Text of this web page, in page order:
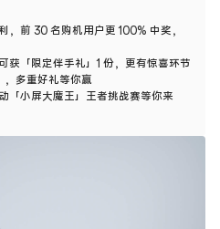
，前 30 名购机用户更 100% 中奖，
获「限定伴手礼」1 份，更有惊喜环节
，多重好礼等你赢
「小屏大魔王」王者挑战赛等你来